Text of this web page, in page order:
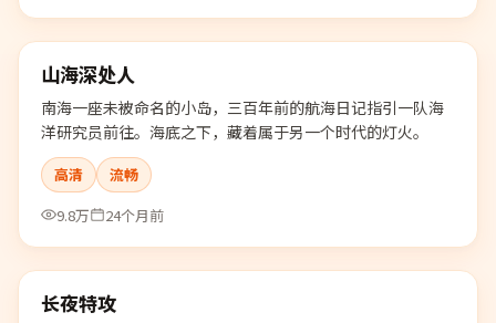
热门
99:21
山海深处人
南海一座未被命名的小岛，三百年前的航海日记指引一队海
洋研究员前往。海底之下，藏着属于另一个时代的灯火。
高清
流畅
9.8万
24个月前
热门
99:37
长夜特攻